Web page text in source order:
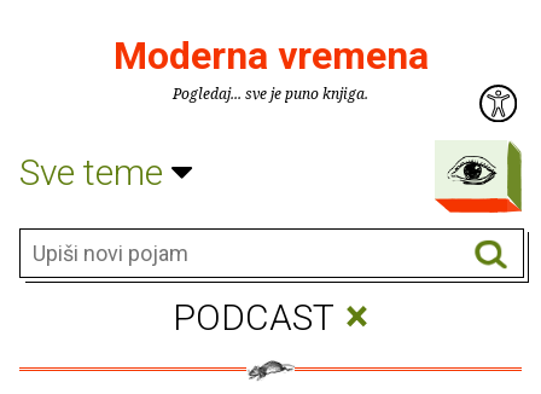
Moderna vremena
Pogledaj... sve je puno knjiga.
Sve teme
PODCAST ×